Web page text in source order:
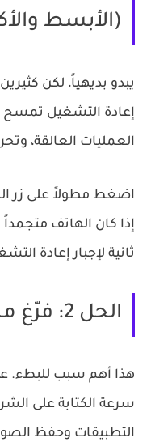
(الأبسط
يبدو بديهياً، لكن
العمليات العالقة،
اضغط مطولاً على زر
ثانية لإجبار إعادة
الحل 2: فرّغ مساحة التخزين
هذا أهم سبب للبطء.
سرعة الكتابة على
التطبيقات وحفظ